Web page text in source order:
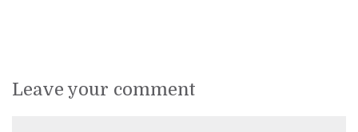
Leave your comment